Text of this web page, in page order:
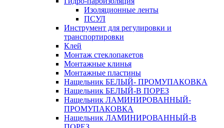
Изоляционные ленты
ПСУЛ
Инструмент для регулировки и
транспортировки
Клей
Монтаж стеклопакетов
Монтажные клинья
Монтажные пластины
Нащельник БЕЛЫЙ- ПРОМУПАКОВКА
Нащельник БЕЛЫЙ-В ПОРЕЗ
Нащельник ЛАМИНИРОВАННЫЙ-
ПРОМУПАКОВКА
Нащельник ЛАМИНИРОВАННЫЙ-В